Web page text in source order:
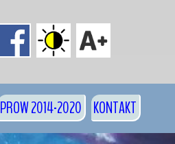
PROW 2014-2020 KONTAKT